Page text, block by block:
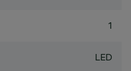
1
LED